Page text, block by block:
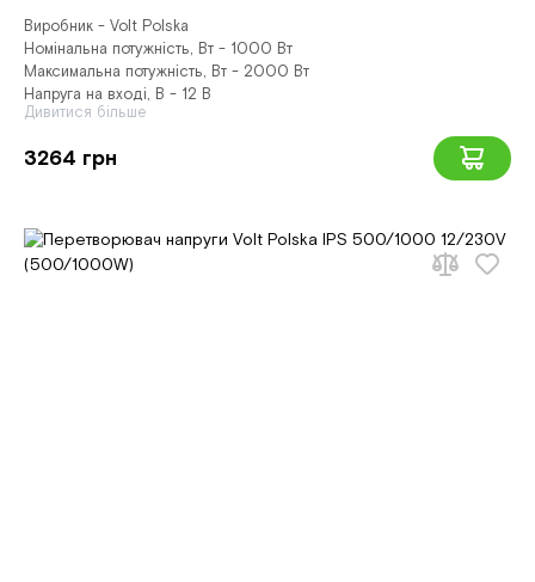
Виробник - Volt Polska
Номінальна потужність, Вт - 1000 Вт
Максимальна потужність, Вт - 2000 Вт
Напруга на вході, В - 12 В
Дивитися більше
3264 грн